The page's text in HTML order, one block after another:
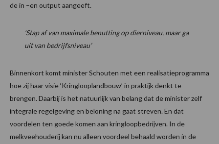
de in –en output aangeeft.
‘Stap af van maximale benutting op dierniveau, maar ga
uit van bedrijfsniveau’
Binnenkort komt minister Schouten met een realisatieprogramma
hoe zij haar visie ‘Kringlooplandbouw’ in praktijk denkt te
brengen. Daarbij is het natuurlijk van belang dat de minister zelf
integrale regelgeving en beloning na gaat streven. En dat
voordelen ten goede komen aan kringloopbedrijven. In de
melkveehouderij kan nu alleen voordeel behaald worden in de